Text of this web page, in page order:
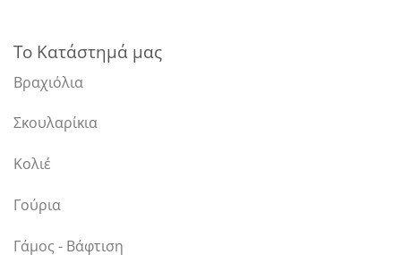
Το Κατάστημά μας
Βραχιόλια
Σκουλαρίκια
Κολιέ
Γούρια
Γάμος - Βάφτιση